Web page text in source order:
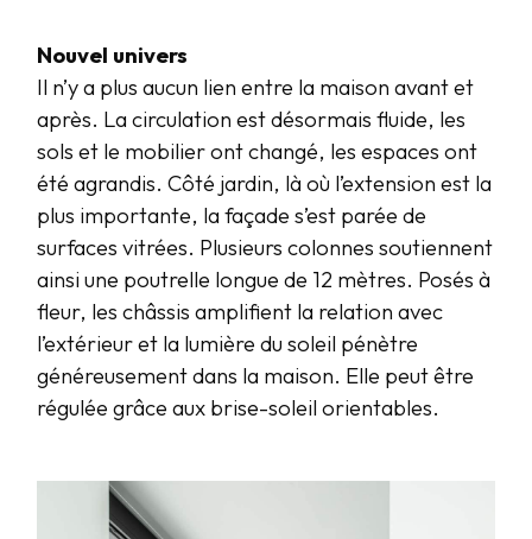
Nouvel univers
Il n’y a plus aucun lien entre la maison avant et
après. La circulation est désormais fluide, les
sols et le mobilier ont changé, les espaces ont
été agrandis. Côté jardin, là où l’extension est la
plus importante, la façade s’est parée de
surfaces vitrées. Plusieurs colonnes soutiennent
ainsi une poutrelle longue de 12 mètres. Posés à
fleur, les châssis amplifient la relation avec
l’extérieur et la lumière du soleil pénètre
généreusement dans la maison. Elle peut être
régulée grâce aux brise-soleil orientables.